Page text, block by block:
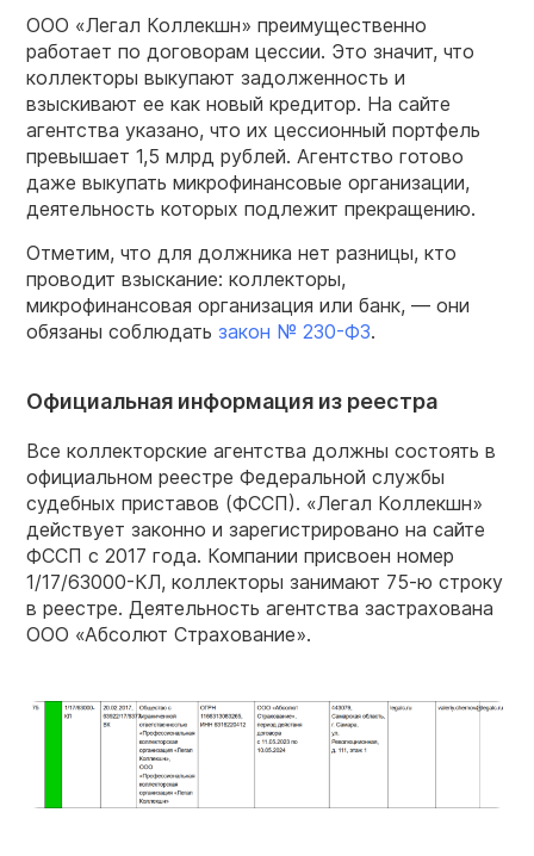
ООО «Легал Коллекшн» преимущественно
работает по договорам цессии. Это значит, что
коллекторы выкупают задолженность и
взыскивают ее как новый кредитор. На сайте
агентства указано, что их цессионный портфель
превышает 1,5 млрд рублей. Агентство готово
даже выкупать микрофинансовые организации,
деятельность которых подлежит прекращению.
Отметим, что для должника нет разницы, кто
проводит взыскание: коллекторы,
микрофинансовая организация или банк, — они
обязаны соблюдать закон № 230-ФЗ.
Официальная информация из реестра
Все коллекторские агентства должны состоять в
официальном реестре Федеральной службы
судебных приставов (ФССП). «Легал Коллекшн»
действует законно и зарегистрировано на сайте
ФССП с 2017 года. Компании присвоен номер
1/17/63000-КЛ, коллекторы занимают 75-ю строку
в реестре. Деятельность агентства застрахована
ООО «Абсолют Страхование».